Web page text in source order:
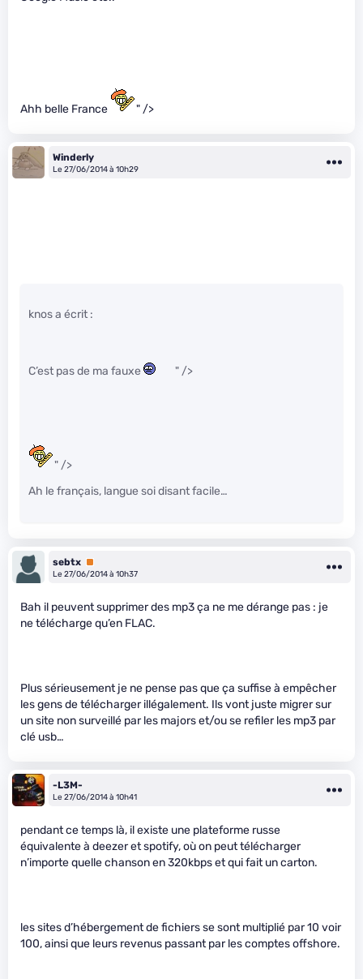
Ahh belle France " />
Winderly
Le 27/06/2014 à 10h29
knos a écrit :
C’est pas de ma fauxe " />
" />
Ah le français, langue soi disant facile…
sebtx Premium
Le 27/06/2014 à 10h37
Bah il peuvent supprimer des mp3 ça ne me dérange pas : je
ne télécharge qu’en FLAC.
Plus sérieusement je ne pense pas que ça suffise à empêcher
les gens de télécharger illégalement. Ils vont juste migrer sur
un site non surveillé par les majors et/ou se refiler les mp3 par
clé usb…
-L3M-
Le 27/06/2014 à 10h41
pendant ce temps là, il existe une plateforme russe
équivalente à deezer et spotify, où on peut télécharger
n’importe quelle chanson en 320kbps et qui fait un carton.
les sites d’hébergement de fichiers se sont multiplié par 10 voir
100, ainsi que leurs revenus passant par les comptes offshore.